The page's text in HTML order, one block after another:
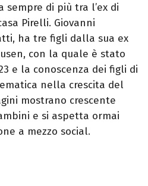
sempre di più tra l’ex di
Pirelli. Giovanni
ha tre figli dalla sua ex
con la quale è stato
e la conoscenza dei figli di
nella crescita del
mostrano crescente
e si aspetta ormai
a mezzo social.